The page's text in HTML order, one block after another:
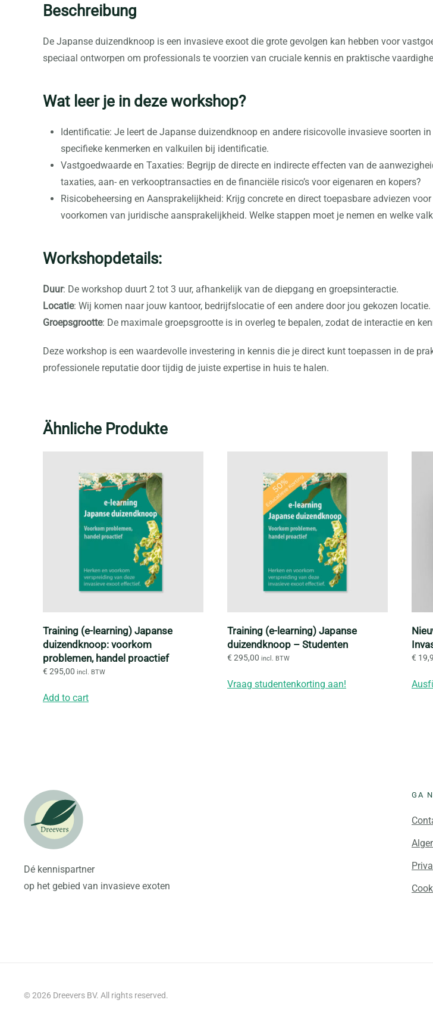
Beschreibung
De Japanse duizendknoop is een invasieve exoot die grote gevolgen kan hebben voor
speciaal ontworpen om professionals te voorzien van cruciale kennis en praktische
Wat leer je in deze workshop?
Identificatie: Je leert de Japanse duizendknoop en andere risicovolle invasieve soorten
specifieke kenmerken en valkuilen bij identificatie.
Vastgoedwaarde en Taxaties: Begrijp de directe en indirecte effecten van de
taxaties, aan- en verkooptransacties en de financiële risico’s voor eigenaren en kopers?
Risicobeheersing en Aansprakelijkheid: Krijg concrete en direct toepasbare adviezen
voorkomen van juridische aansprakelijkheid. Welke stappen moet je nemen en welke
Workshopdetails:
Duur: De workshop duurt 2 tot 3 uur, afhankelijk van de diepgang en groepsinteractie.
Locatie: Wij komen naar jouw kantoor, bedrijfslocatie of een andere door jou gekozen
Groepsgrootte: De maximale groepsgrootte is in overleg te bepalen, zodat de interactie en
Deze workshop is een waardevolle investering in kennis die je direct kunt toepassen in de
professionele reputatie door tijdig de juiste expertise in huis te halen.
Ähnliche Produkte
Training (e-learning) Japanse
duizendknoop: voorkom
problemen, handel proactief
€ 295,00 incl. BTW
Add to cart
Training (e-learning) Japanse
duizendknoop – Studenten
€ 295,00 incl. BTW
Vraag studentenkorting aan!
€
Dé kennispartner
op het gebied van invasieve exoten
GA
©2026 Dreevers BV. All rights reserved.